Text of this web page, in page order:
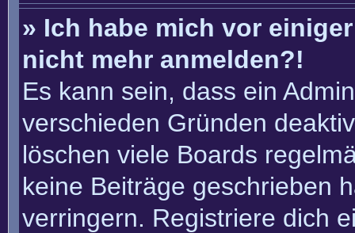
» Ich habe mich vor
nicht mehr anmelden?!
Es kann sein, dass ein
verschieden Gründen
löschen viele Boards
keine Beiträge geschrieben
verringern. Registriere dich